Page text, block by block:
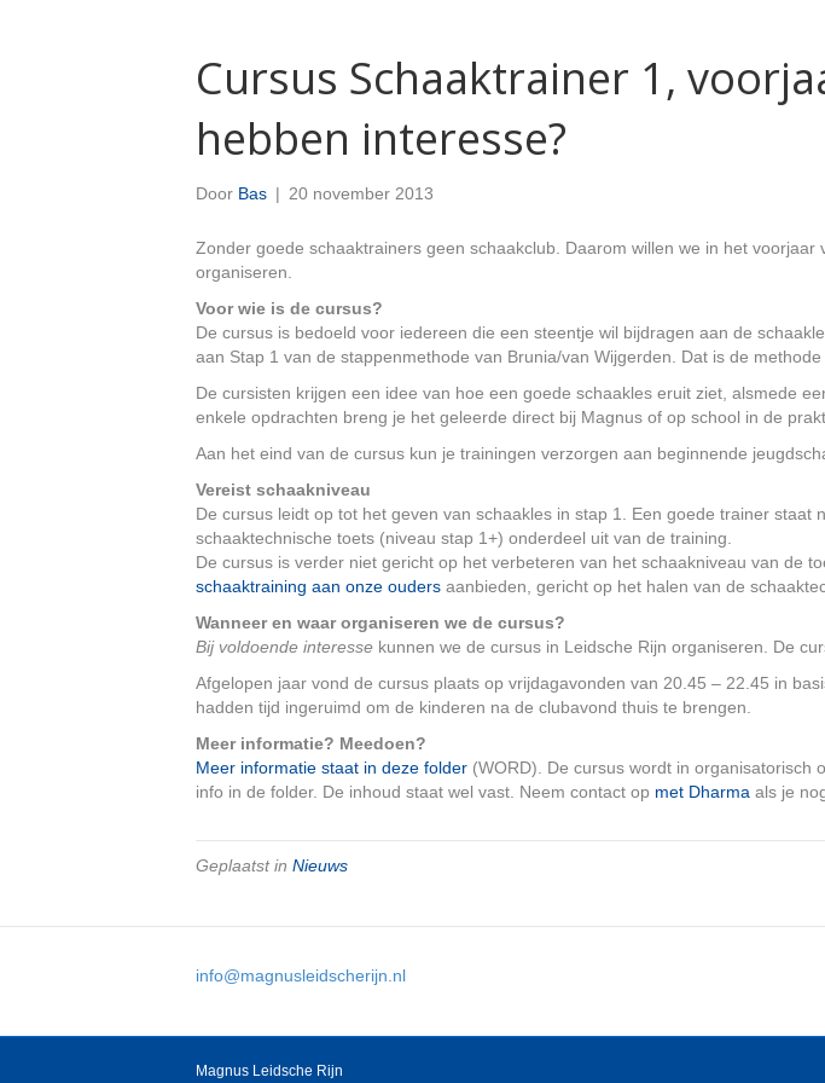
Cursus Schaaktrainer 1,
hebben interesse?
Door Bas | 20 november 2013
Zonder goede schaaktrainers geen schaakclub. Daarom willen we in het
organiseren.
Voor wie is de cursus?
De cursus is bedoeld voor iedereen die een steentje wil bijdragen aan de
aan Stap 1 van de stappenmethode van Brunia/van Wijgerden. Dat is de
De cursisten krijgen een idee van hoe een goede schaakles eruit ziet, alsmede
enkele opdrachten breng je het geleerde direct bij Magnus of op school in de
Aan het eind van de cursus kun je trainingen verzorgen aan beginnende
Vereist schaakniveau
De cursus leidt op tot het geven van schaakles in stap 1. Een goede trainer
schaaktechnische toets (niveau stap 1+) onderdeel uit van de training.
De cursus is verder niet gericht op het verbeteren van het schaakniveau van de
schaaktraining aan onze ouders aanbieden, gericht op het halen van de
Wanneer en waar organiseren we de cursus?
Bij voldoende interesse kunnen we de cursus in Leidsche Rijn organiseren. De
Afgelopen jaar vond de cursus plaats op vrijdagavonden van 20.45 – 22.45 in
hadden tijd ingeruimd om de kinderen na de clubavond thuis te brengen.
Meer informatie? Meedoen?
Meer informatie staat in deze folder (WORD). De cursus wordt in organisatorisch
info in de folder. De inhoud staat wel vast. Neem contact op met Dharma als je
Geplaatst in Nieuws
info@magnusleidscherijn.nl
Magnus Leidsche Rijn